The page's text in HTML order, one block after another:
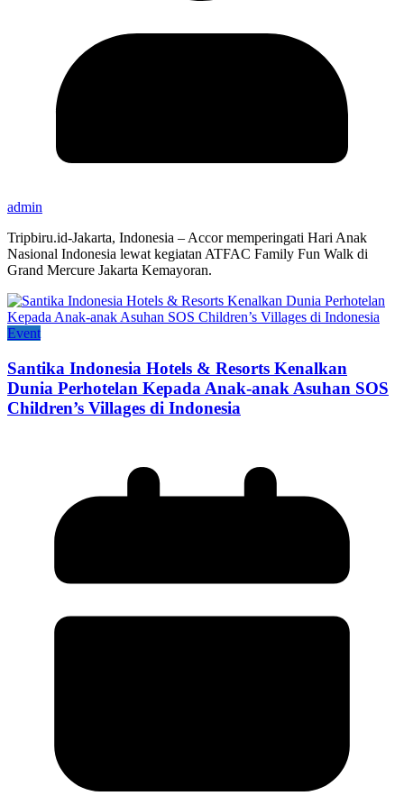
admin
Tripbiru.id-Jakarta, Indonesia – Accor memperingati Hari Anak
Nasional Indonesia lewat kegiatan ATFAC Family Fun Walk di
Grand Mercure Jakarta Kemayoran.
Event
Santika Indonesia Hotels & Resorts Kenalkan
Dunia Perhotelan Kepada Anak-anak Asuhan SOS
Children’s Villages di Indonesia